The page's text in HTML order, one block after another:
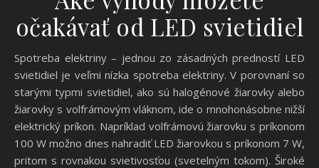
očakávať od LED svietidiel
Spotreba elektriny – jednou zo zásadných predností LED
svietidiel je veľmi nízka spotreba elektriny. V porovnaní so
starými typmi svietidiel, ako sú halogénové žiarovky alebo
žiarovky s volfrámovým vláknom, ide o mnohonásobne nižší
elektrický príkon. Napríklad volfrámovú žiarovku s príkonom
100 W možno dnes nahradiť LED žiarovkou s príkonom 7 W,
pritom s rovnakou svietivosťou (svetelným tokom). Široké